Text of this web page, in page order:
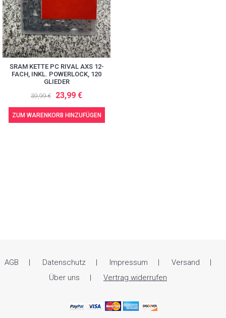
SRAM KETTE PC RIVAL AXS 12-
FACH, INKL. POWERLOCK, 120
GLIEDER
39,99 € 23,99 €
ZUM WARENKORB HINZUFÜGEN
AGB Datenschutz Impressum
Versand
Über uns
Vertrag widerrufen